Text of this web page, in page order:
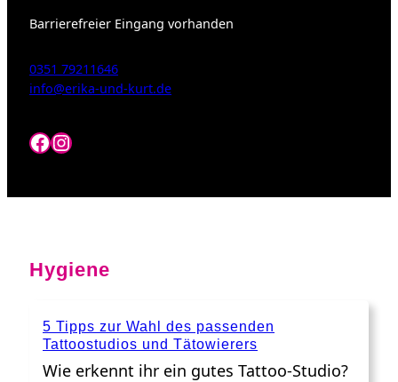
Barrierefreier Eingang vorhanden
0351 79211646
info@erika-und-kurt.de
Facebook
Instagram
Hygiene
5 Tipps zur Wahl des passenden
Tattoostudios und Tätowierers
Wie erkennt ihr ein gutes Tattoo-Studio?